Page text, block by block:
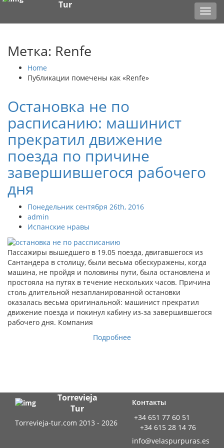
Tur
Метка: Renfe
Home
Публикации помечены как «Renfe»
Остановка не по
расписанию: машинист
прекратил движение
поезда по причине
завершившегося рабочего
дня
Понедельник сентября 26th, 2016
admin
Испанские нравы
Пассажиры вышедшего в 19.05 поезда, двигавшегося из
Сантандера в столицу, были весьма обескуражены, когда
машина, не пройдя и половины пути, была остановлена и
простояла на путях в течение нескольких часов. Причина
столь длительной незапланированной остановки
оказалась весьма оригинальной: машинист прекратил
движение поезда и покинул кабину из-за завершившегося
рабочего дня. Компания
Подробнее
Torrevieja
Tur
Torrevieja-tur.com 2013 - 2026
Контакты
+34 651 77 60 51
+34 615 28 14 76
info@velaspurpuras.es